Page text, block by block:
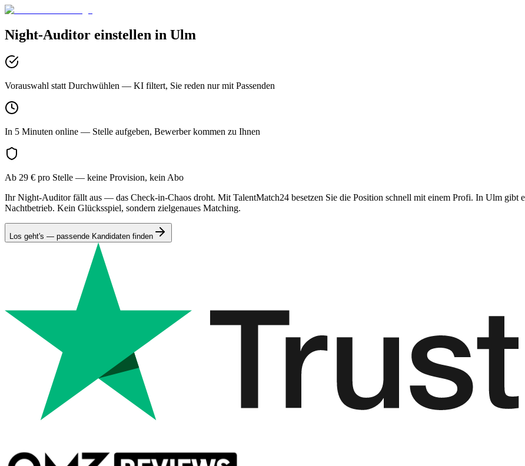
Night-Auditor einstellen in Ulm
Vorauswahl statt Durchwühlen — KI filtert, Sie reden nur mit Passenden
In 5 Minuten online — Stelle aufgeben, Bewerber kommen zu Ihnen
Ab 29 € pro Stelle — keine Provision, kein Abo
Ihr Night-Auditor fällt aus — das Check-in-Chaos droht. Mit TalentMatch24 besetzen Sie die Position schnell mit einem Profi. In Ulm gibt
Nachtbetrieb. Kein Glücksspiel, sondern zielgenaues Matching.
Los geht's — passende Kandidaten finden